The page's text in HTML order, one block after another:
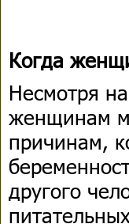
Когда
Несмотря
женщинам
причинам,
другого